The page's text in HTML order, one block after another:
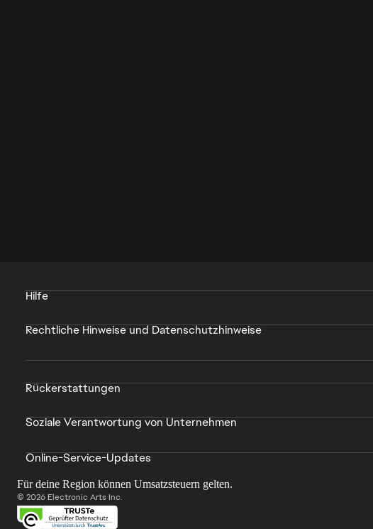
Hilfe
Rechtliche Hinweise und Datenschutzhinweise
Rückerstattungen
Soziale Verantwortung von Unternehmen
Online-Service-Updates
Für deine Region können Umsatzsteuern gelten.
© 2026 Electronic Arts Inc.